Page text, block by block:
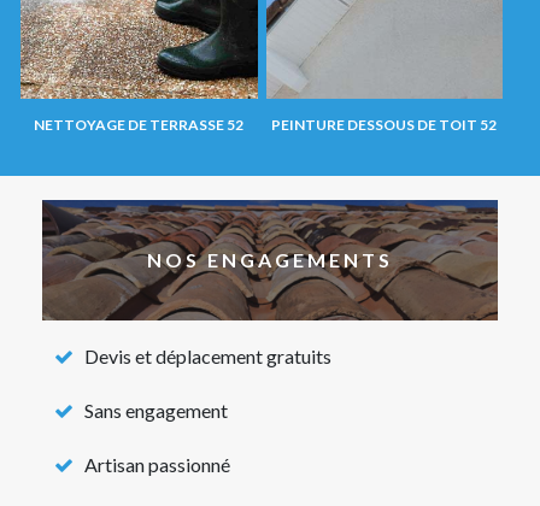
NETTOYAGE DE TERRASSE 52 PEINTURE DESSOUS DE TOIT 52
NOS ENGAGEMENTS
Devis et déplacement gratuits
Sans engagement
Artisan passionné